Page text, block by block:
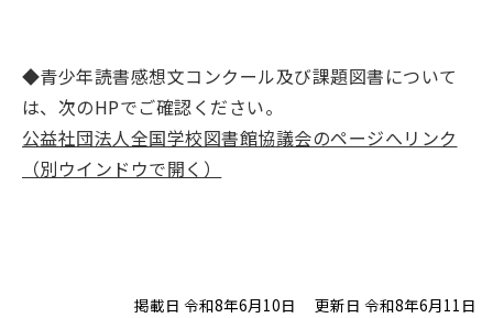
◆青少年読書感想文コンクール及び課題図書について
は、次のHPでご確認ください。
公益社団法人全国学校図書館協議会のページへリンク
（別ウインドウで開く）
掲載日 令和8年6月10日 更新日 令和8年6月11日